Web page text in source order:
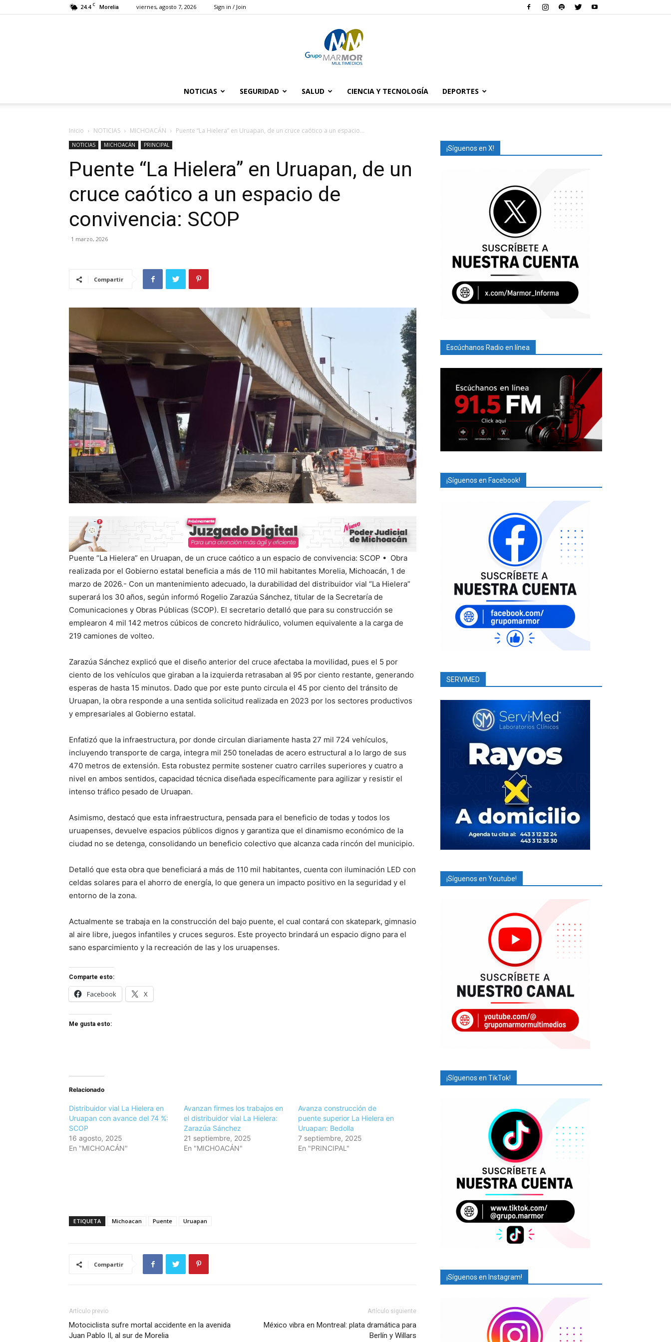
24.4 C Morelia viernes, agosto 7, 2026 Sign in / Join
Marmor
NOTICIAS SEGURIDAD SALUD CIENCIA Y TECNOLOGÍA DEPORTES
Inicio NOTICIAS MICHOACÁN Puente “La Hielera” en Uruapan, de un cruce caótico a un espacio...
NOTICIAS MICHOACÁN PRINCIPAL
Puente “La Hielera” en Uruapan, de un
cruce caótico a un espacio de
convivencia: SCOP
1 marzo, 2026
Compartir
Puente “La Hielera” en Uruapan, de un cruce caótico a un espacio de convivencia: SCOP •⁠ ⁠Obra
realizada por el Gobierno estatal beneficia a más de 110 mil habitantes Morelia, Michoacán, 1 de
marzo de 2026.- Con un mantenimiento adecuado, la durabilidad del distribuidor vial “La Hielera”
superará los 30 años, según informó Rogelio Zarazúa Sánchez, titular de la Secretaría de
Comunicaciones y Obras Públicas (SCOP). El secretario detalló que para su construcción se
emplearon 4 mil 142 metros cúbicos de concreto hidráulico, volumen equivalente a la carga de
219 camiones de volteo.
Zarazúa Sánchez explicó que el diseño anterior del cruce afectaba la movilidad, pues el 5 por
ciento de los vehículos que giraban a la izquierda retrasaban al 95 por ciento restante, generando
esperas de hasta 15 minutos. Dado que por este punto circula el 45 por ciento del tránsito de
Uruapan, la obra responde a una sentida solicitud realizada en 2023 por los sectores productivos
y empresariales al Gobierno estatal.
Enfatizó que la infraestructura, por donde circulan diariamente hasta 27 mil 724 vehículos,
incluyendo transporte de carga, integra mil 250 toneladas de acero estructural a lo largo de sus
470 metros de extensión. Esta robustez permite sostener cuatro carriles superiores y cuatro a
nivel en ambos sentidos, capacidad técnica diseñada específicamente para agilizar y resistir el
intenso tráfico pesado de Uruapan.
Asimismo, destacó que esta infraestructura, pensada para el beneficio de todas y todos los
uruapenses, devuelve espacios públicos dignos y garantiza que el dinamismo económico de la
ciudad no se detenga, consolidando un beneficio colectivo que alcanza cada rincón del municipio.
Detalló que esta obra que beneficiará a más de 110 mil habitantes, cuenta con iluminación LED con
celdas solares para el ahorro de energía, lo que genera un impacto positivo en la seguridad y el
entorno de la zona.
Actualmente se trabaja en la construcción del bajo puente, el cual contará con skatepark, gimnasio
al aire libre, juegos infantiles y cruces seguros. Este proyecto brindará un espacio digno para el
sano esparcimiento y la recreación de las y los uruapenses.
Comparte esto:
Facebook X
Me gusta esto:
Relacionado
Distribuidor vial La Hielera en
Uruapan con avance del 74 %:
SCOP
16 agosto, 2025
En "MICHOACÁN"
Avanzan firmes los trabajos en
el distribuidor vial La Hielera:
Zarazúa Sánchez
21 septiembre, 2025
En "MICHOACÁN"
Avanza construcción de
puente superior La Hielera en
Uruapan: Bedolla
7 septiembre, 2025
En "PRINCIPAL"
ETIQUETA Michoacan Puente Uruapan
Compartir
Artículo previo
Motociclista sufre mortal accidente en la avenida
Juan Pablo II, al sur de Morelia
Artículo siguiente
México vibra en Montreal: plata dramática para
Berlín y Willars
¡Síguenos en X!
Escúchanos Radio en línea
¡Síguenos en Facebook!
SERVIMED
¡Síguenos en Youtube!
¡Síguenos en TikTok!
¡Síguenos en Instagram!